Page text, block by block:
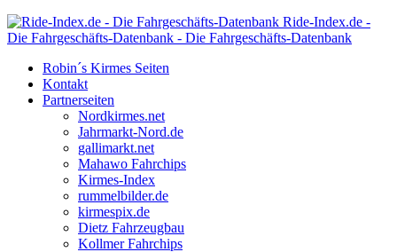
Ride-Index.de -
Die Fahrgeschäfts-Datenbank - Die Fahrgeschäfts-Datenbank
Robin´s Kirmes Seiten
Kontakt
Partnerseiten
Nordkirmes.net
Jahrmarkt-Nord.de
gallimarkt.net
Mahawo Fahrchips
Kirmes-Index
rummelbilder.de
kirmespix.de
Dietz Fahrzeugbau
Kollmer Fahrchips